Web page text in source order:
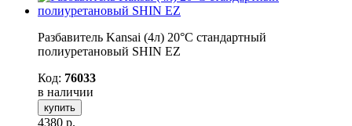
Разбавитель Kansai (4л) 20°С стандартный
полиуретановый SHIN EZ
Код: 76033
в наличии
купить
4380 р.